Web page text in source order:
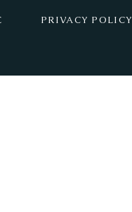
PRIVACY POLICY